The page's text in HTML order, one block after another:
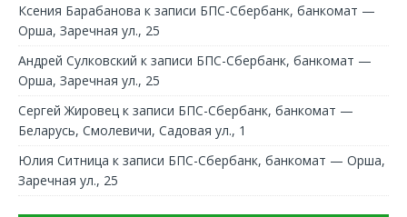
Ксения Барабанова к записи БПС-Сбербанк, банкомат —
Орша, Заречная ул., 25
Андрей Сулковский к записи БПС-Сбербанк, банкомат —
Орша, Заречная ул., 25
Сергей Жировец к записи БПС-Сбербанк, банкомат —
Беларусь, Смолевичи, Садовая ул., 1
Юлия Ситница к записи БПС-Сбербанк, банкомат — Орша,
Заречная ул., 25